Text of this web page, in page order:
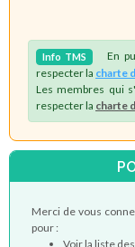
Info TMS En
respecter la charte
Les membres qui
respecter la charte
Merci de vous
pour :
Voir la liste